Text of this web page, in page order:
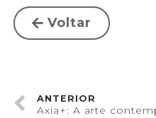
Voltar
ANTERIOR